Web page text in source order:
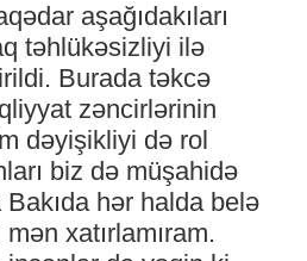
aşağıdakıları
təhlükəsizliyi ilə
Burada təkcə
zəncirlərinin
dəyişikliyi də rol
biz də müşahidə
hər halda belə
mən xatırlamıram.